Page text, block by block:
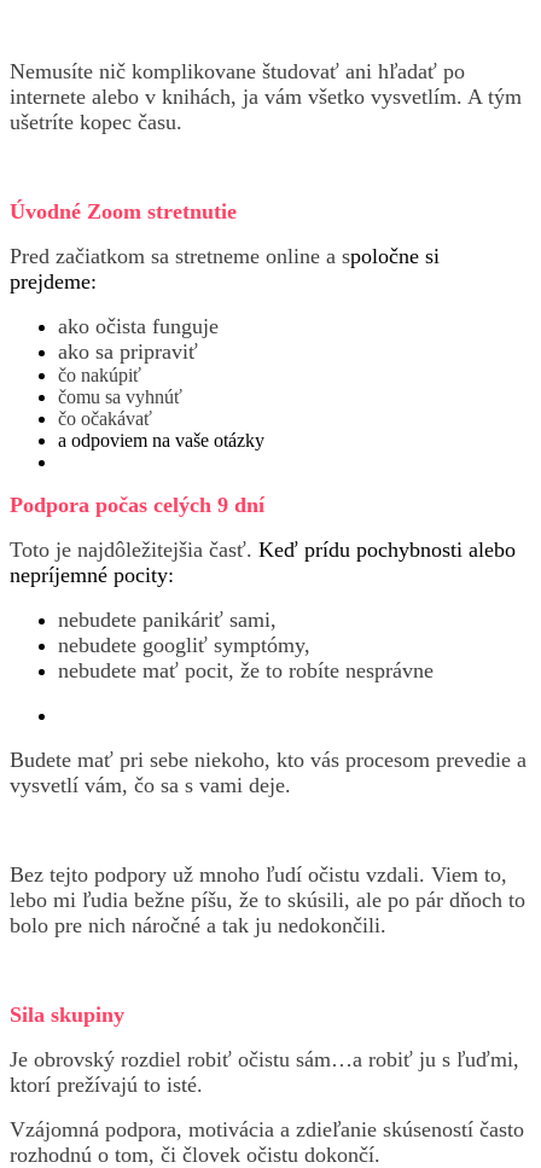
Nemusíte nič komplikovane študovať ani hľadať po
internete alebo v knihách, ja vám všetko vysvetlím. A tým
ušetríte kopec času.
Úvodné Zoom stretnutie
Pred začiatkom sa stretneme online a spoločne si
prejdeme:
ako očista funguje
ako sa pripraviť
čo nakúpiť
čomu sa vyhnúť
čo očakávať
a odpoviem na vaše otázky
Podpora počas celých 9 dní
Toto je najdôležitejšia časť. Keď prídu pochybnosti alebo
nepríjemné pocity:
nebudete panikáriť sami,
nebudete googliť symptómy,
nebudete mať pocit, že to robíte nesprávne
Budete mať pri sebe niekoho, kto vás procesom prevedie a
vysvetlí vám, čo sa s vami deje.
Bez tejto podpory už mnoho ľudí očistu vzdali. Viem to,
lebo mi ľudia bežne píšu, že to skúsili, ale po pár dňoch to
bolo pre nich náročné a tak ju nedokončili.
Sila skupiny
Je obrovský rozdiel robiť očistu sám…a robiť ju s ľuďmi,
ktorí prežívajú to isté.
Vzájomná podpora, motivácia a zdieľanie skúseností často
rozhodnú o tom, či človek očistu dokončí.